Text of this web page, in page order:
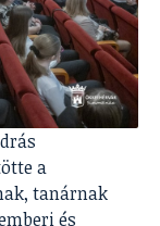
a
tanárnak
és